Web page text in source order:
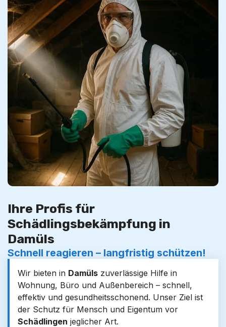
Ihre Profis für
Schädlingsbekämpfung in
Damüls
Schnell reagieren – langfristig schützen!
Wir bieten in Damüls zuverlässige Hilfe in
Wohnung, Büro und Außenbereich – schnell,
effektiv und gesundheitsschonend. Unser Ziel ist
der Schutz für Mensch und Eigentum vor
Schädlingen jeglicher Art.